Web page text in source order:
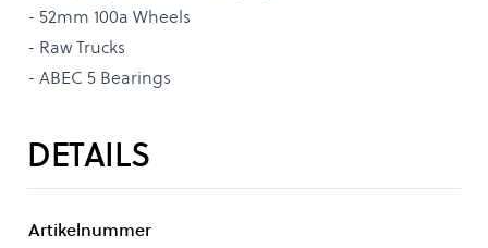
- 52mm 100a Wheels
- Raw Trucks
- ABEC 5 Bearings
DETAILS
Artikelnummer